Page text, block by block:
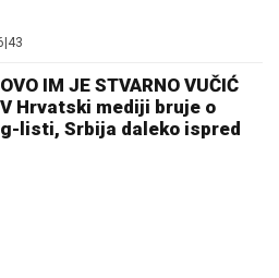
43
IM JE STVARNO VUČIĆ
Hrvatski mediji bruje o
listi, Srbija daleko ispred